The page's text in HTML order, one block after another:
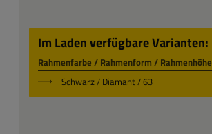
Im Laden verfügbare Varianten:
Rahmenfarbe / Rahmenform / Rahmenhöhe
Schwarz / Diamant / 63